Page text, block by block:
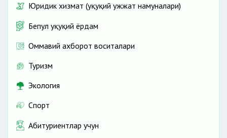
Юридик хизмат (ҳуқуқий ҳужжат намуналари)
Бепул ҳуқуқий ёрдам
Оммавий ахборот воситалари
Туризм
Экология
Спорт
Абитуриентлар учун